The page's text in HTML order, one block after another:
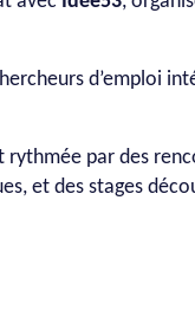
d’emploi
par des
et des stages